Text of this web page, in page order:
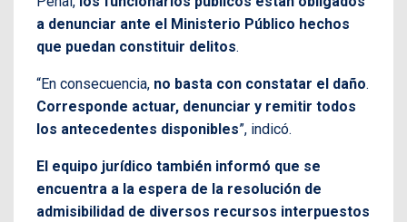
a denunciar ante el Ministerio Público hechos
que puedan constituir delitos.
“En consecuencia, no basta con constatar el daño.
Corresponde actuar, denunciar y remitir todos
los antecedentes disponibles”, indicó.
El equipo jurídico también informó que se
encuentra a la espera de la resolución de
admisibilidad de diversos recursos interpuestos